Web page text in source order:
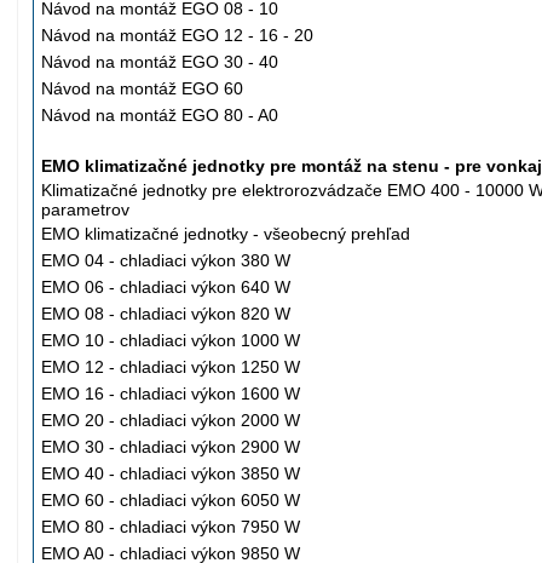
Návod na montáž EGO 08 - 10
Návod na montáž EGO 12 - 16 - 20
Návod na montáž EGO 30 - 40
Návod na montáž EGO 60
Návod na montáž EGO 80 - A0
EMO klimatizačné jednotky pre montáž na stenu - pre
Klimatizačné jednotky pre elektrorozvádzače EMO 400 - 10000
parametrov
EMO klimatizačné jednotky - všeobecný prehľad
EMO 04 - chladiaci výkon 380 W
EMO 06 - chladiaci výkon 640 W
EMO 08 - chladiaci výkon 820 W
EMO 10 - chladiaci výkon 1000 W
EMO 12 - chladiaci výkon 1250 W
EMO 16 - chladiaci výkon 1600 W
EMO 20 - chladiaci výkon 2000 W
EMO 30 - chladiaci výkon 2900 W
EMO 40 - chladiaci výkon 3850 W
EMO 60 - chladiaci výkon 6050 W
EMO 80 - chladiaci výkon 7950 W
EMO A0 - chladiaci výkon 9850 W